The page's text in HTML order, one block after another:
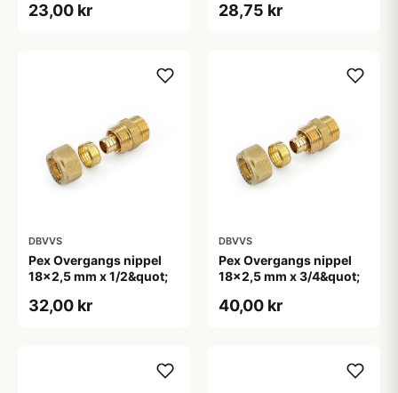
23,00 kr 28,75 kr
DBVVS
Pex Overgangs nippel
18x2,5 mm x 1/2&quot;
32,00 kr
DBVVS
Pex Overgangs nippel
18x2,5 mm x 3/4&quot;
40,00 kr